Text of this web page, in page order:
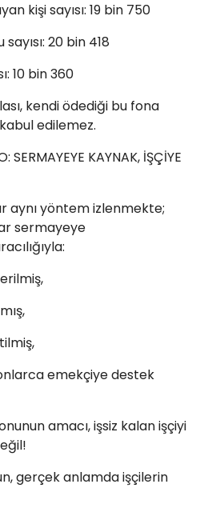
kişi sayısı: 19 bin 750
20 bin 418
10 bin 360
kendi ödediği bu fona
edilemez.
SERMAYEYE KAYNAK, İŞÇİYE
aynı yöntem izlenmekte;
sermayeye
emekçiye destek
amacı, işsiz kalan işçiyi
gerçek anlamda işçilerin